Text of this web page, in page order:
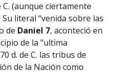
(aunque ciertamente
Su literal “venida sobre las
de Daniel 7, aconteció en
de la "ultima
d. de C. las tribus de
de la Nación como